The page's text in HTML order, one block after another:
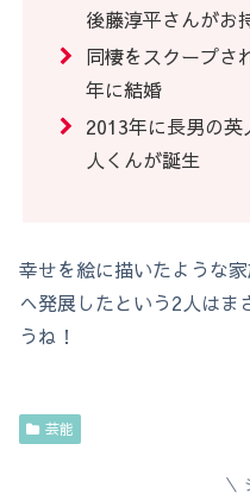
後藤淳平さんがお
同棲をスクープさ
年に結婚
2013年に長男の
人くんが誕生
幸せを絵に描いたような
へ発展したという2人はま
うね！
芸能